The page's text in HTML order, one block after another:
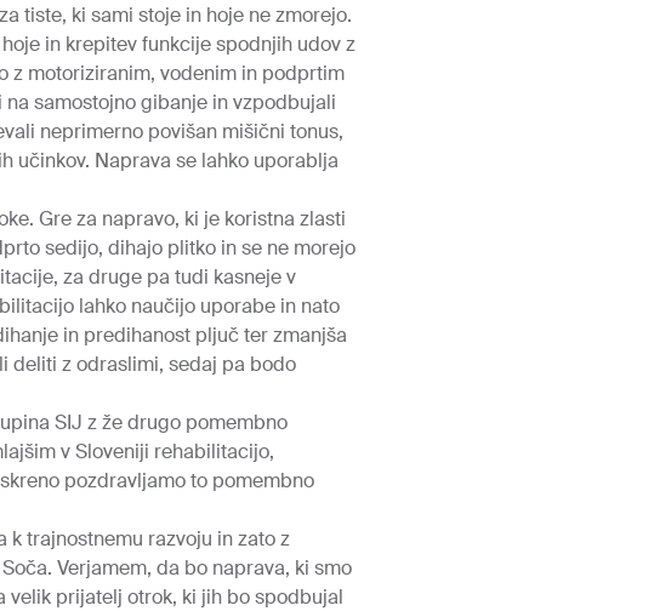
tiste, ki sami stoje in hoje ne zmorejo.
in krepitev funkcije spodnjih udov z
z motoriziranim, vodenim in podprtim
samostojno gibanje in vzpodbujali
neprimerno povišan mišični tonus,
učinkov. Naprava se lahko uporablja
Gre za napravo, ki je koristna zlasti
sedijo, dihajo plitko in se ne morejo
za druge pa tudi kasneje v
lahko naučijo uporabe in nato
in predihanost pljuč ter zmanjša
deliti z odraslimi, sedaj pa bodo
SIJ z že drugo pomembno
v Sloveniji rehabilitacijo,
pozdravljamo to pomembno
k trajnostnemu razvoju in zato z
Verjamem, da bo naprava, ki smo
velik prijatelj otrok, ki jih bo spodbujal